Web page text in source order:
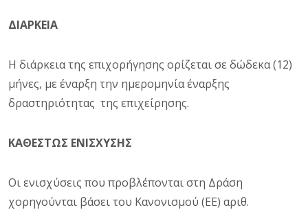
ΔΙΑΡΚΕΙΑ
Η διάρκεια της επιχορήγησης ορίζεται σε δώδεκα (12)
μήνες, με έναρξη την ημερομηνία έναρξης
δραστηριότητας της επιχείρησης.
ΚΑΘΕΣΤΩΣ ΕΝΙΣΧΥΣΗΣ
Οι ενισχύσεις που προβλέπονται στη Δράση
χορηγούνται βάσει του Κανονισµού (ΕE) αριθ.